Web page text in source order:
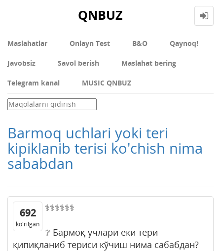
QNBUZ
Maslahatlar Onlayn Test В&О Qaynoq!
Javobsiz Savol berish Maslahat bering
Telegram kanal MUSIC QNBUZ
Barmoq uchlari yoki teri
kipiklanib terisi ko'chish nima
sababdan
692
ko'rilgan
‍⚕️‍⚕️‍⚕️‍⚕️‍⚕️‍⚕️
❔ Бармоқ учлари ёки тери
қипиқланиб териси кўчиш нима сабабдан?